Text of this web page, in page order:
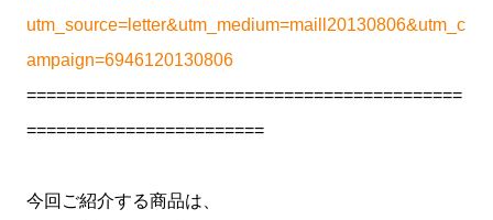
utm_source=letter&utm_medium=maill20130806&utm_c
ampaign=6946120130806
============================================
========================
今回ご紹介する商品は、